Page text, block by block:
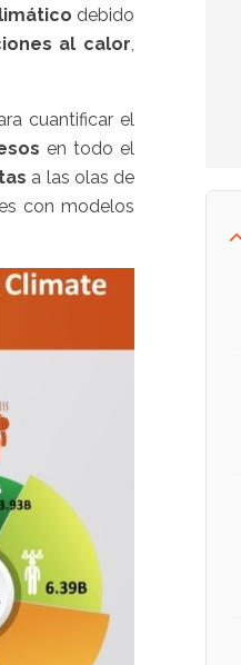
debido
al calor
cuantificar el
en todo el
a las olas de
con modelos